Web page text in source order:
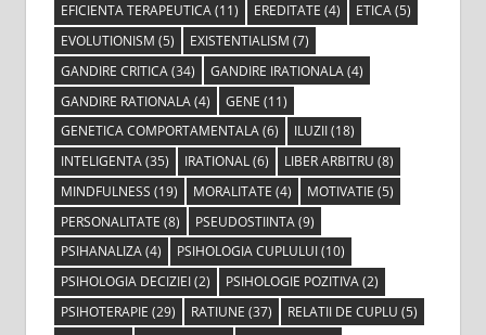
EFICIENTA TERAPEUTICA(11) EREDITATE (4) ETICA(5)
EVOLUTIONISM (5) EXISTENTIALISM (7)
GANDIRE CRITICA(34) GANDIRE IRATIONALA(4)
GANDIRE RATIONALA(4) GENE (11)
GENETICA COMPORTAMENTALA(6) ILUZII(18)
INTELIGENTA(35) IRATIONAL(6) LIBER ARBITRU (8)
MINDFULNESS (19) MORALITATE (4) MOTIVATIE (5)
PERSONALITATE (8) PSEUDOSTIINTA(9)
PSIHANALIZA(4) PSIHOLOGIA CUPLULUI(10)
PSIHOLOGIA DECIZIEI(2) PSIHOLOGIE POZITIVA(2)
PSIHOTERAPIE (29) RATIUNE (37) RELATII DE CUPLU (5)